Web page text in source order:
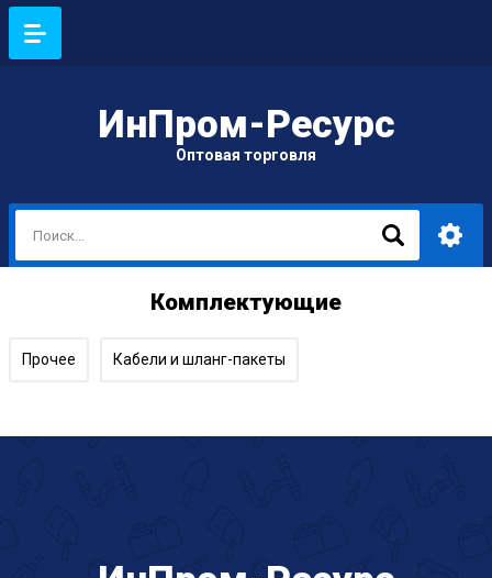
ИнПром-Ресурс
Оптовая торговля
Комплектующие
Прочее Кабели и шланг-пакеты